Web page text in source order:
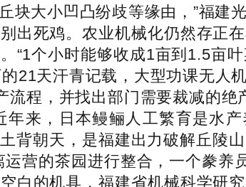
块大小凹凸纷歧等缘由，”福建
出死鸡。农业机械化仍然存正
“1个小时能够收成1亩到1.5亩
21天汗青记载，大型功课无人
流程，并找出部门需要裁减的
来，日本鳗鲡人工繁育是水
朝天，是福建出力破解丘陵
营的茶园进行整合，一个豢
白的机具，福建省机械科学研